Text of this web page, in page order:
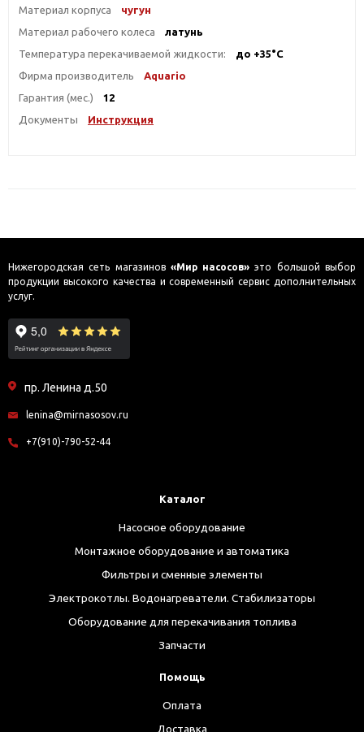
Материал корпуса
чугун
Материал рабочего колеса
латунь
Температура перекачиваемой жидкости:
до +35°С
Фирма производитель
Aquario
Гарантия (мес.)
12
Документы
Инструкция
Нижегородская сеть магазинов «Мир насосов» это большой выбор
продукции высокого качества и современный сервис дополнительных
услуг.
пр. Ленина д.50
lenina@mirnasosov.ru
+7(910)-790-52-44
Каталог
Насосное оборудование
Монтажное оборудование и автоматика
Фильтры и сменные элементы
Электрокотлы. Водонагреватели. Стабилизаторы
Оборудование для перекачивания топлива
Запчасти
Помощь
Оплата
Доставка